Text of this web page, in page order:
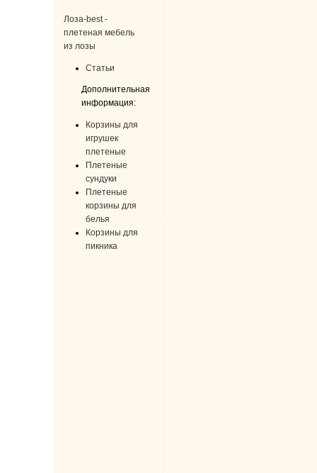
Лоза-best -
плетеная мебель
из лозы
Статьи
Дополнительная
информация:
Корзины для
игрушек
плетеные
Плетеные
сундуки
Плетеные
корзины для
белья
Корзины для
пикника